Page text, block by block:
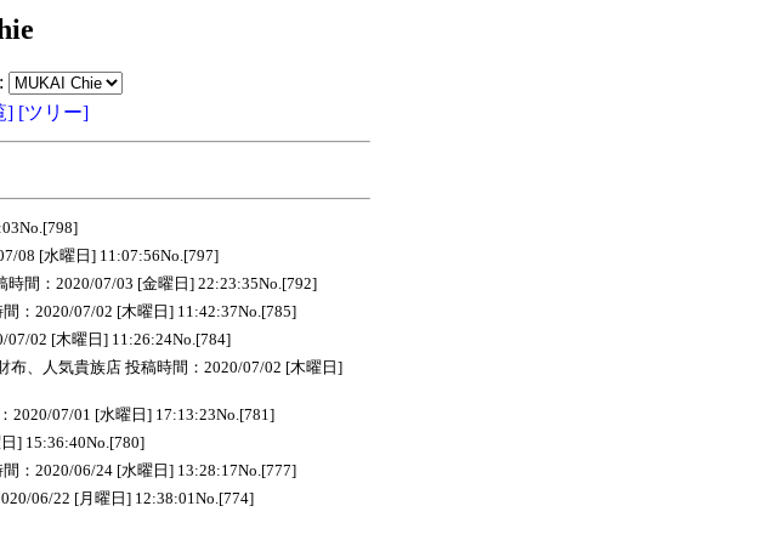
] [ツリー]
08 [水曜日] 11:07:56No.[797]
間：2020/07/03 [金曜日] 22:23:35No.[792]
：2020/07/02 [木曜日] 11:42:37No.[785]
02 [木曜日] 11:26:24No.[784]
布、人気貴族店 投稿時間：2020/07/02 [木曜日]
2020/07/01 [水曜日] 17:13:23No.[781]
] 15:36:40No.[780]
：2020/06/24 [水曜日] 13:28:17No.[777]
06/22 [月曜日] 12:38:01No.[774]